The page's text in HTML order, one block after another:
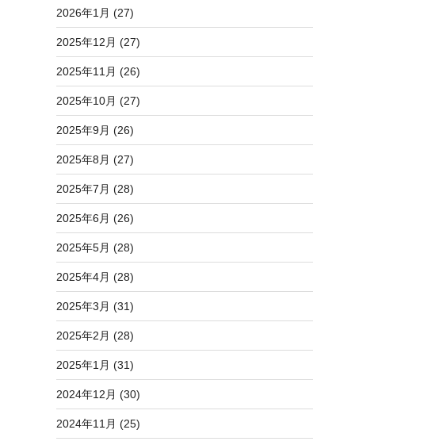
2026年1月 (27)
2025年12月 (27)
2025年11月 (26)
2025年10月 (27)
2025年9月 (26)
2025年8月 (27)
2025年7月 (28)
2025年6月 (26)
2025年5月 (28)
2025年4月 (28)
2025年3月 (31)
2025年2月 (28)
2025年1月 (31)
2024年12月 (30)
2024年11月 (25)